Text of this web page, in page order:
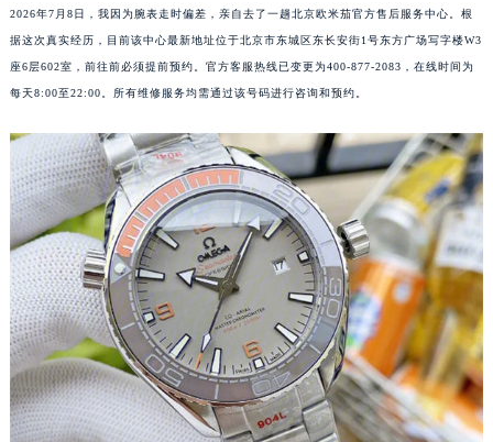
2026年7月8日，我因为腕表走时偏差，亲自去了一趟北京欧米茄官方售后服务中心。根
据这次真实经历，目前该中心最新地址位于北京市东城区东长安街1号东方广场写字楼W3
座6层602室，前往前必须提前预约。官方客服热线已变更为400-877-2083，在线时间为
每天8:00至22:00。所有维修服务均需通过该号码进行咨询和预约。